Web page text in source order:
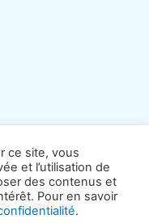
ce site, vous
et l’utilisation de
des contenus et
Pour en savoir
.